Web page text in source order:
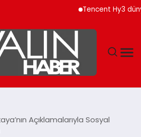
Tencent Hy3 dünya
Açıklamalarıyla Sosyal